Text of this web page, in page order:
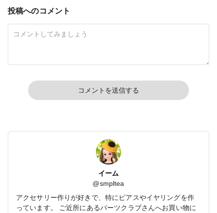
投稿へのコメント
コメントを送信する
イーム
@smpltea
アクセサリー作りが好きで、特にピアスやイヤリングを作
っています。 ご近所にあるパーツクラブさんへお買い物に